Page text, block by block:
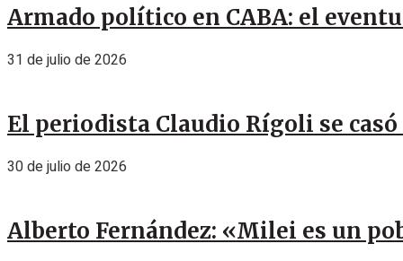
Armado político en CABA: el
31 de julio de 2026
El periodista Claudio Rígoli se casó
30 de julio de 2026
Alberto Fernández: «Milei es un